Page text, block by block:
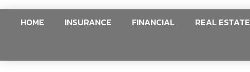
HOME INSURANCE FINANCIAL REAL ESTATE